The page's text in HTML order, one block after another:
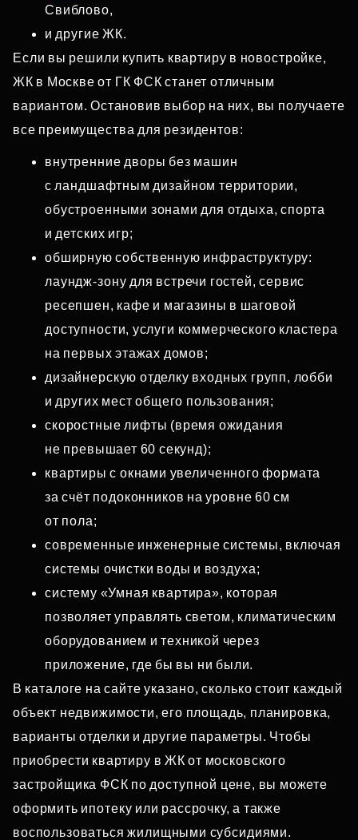
Свиблово,
и другие ЖК.
Если вы решили купить квартиру в новостройке,
ЖК в Москве от ГК ФСК станет отличным
вариантом. Остановив выбор на них, вы получаете
все преимущества для резидентов:
внутренние дворы без машин
с ландшафтным дизайном территории,
обустроенными зонами для отдыха, спорта
и детских игр;
обширную собственную инфраструктуру:
лаундж‑зону для встречи гостей, сервис
ресепшен, кафе и магазины в шаговой
доступности, услуги коммерческого кластера
на первых этажах домов;
дизайнерскую отделку входных групп, лобби
и других мест общего пользования;
скоростные лифты (время ожидания
не превышает 60 секунд);
квартиры с окнами увеличенного формата
за счёт подоконников на уровне 60 см
от пола;
современные инженерные системы, включая
системы очистки воды и воздуха;
систему «Умная квартира», которая
позволяет управлять светом, климатическим
оборудованием и техникой через
приложение, где бы вы ни были.
В каталоге на сайте указано, сколько стоит каждый
объект недвижимости, его площадь, планировка,
варианты отделки и другие параметры. Чтобы
приобрести квартиру в ЖК от московского
застройщика ФСК по доступной цене, вы можете
оформить ипотеку или рассрочку, а также
воспользоваться жилищными субсидиями.